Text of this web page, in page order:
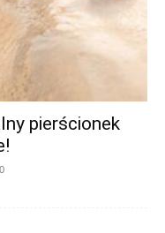
pierścionek